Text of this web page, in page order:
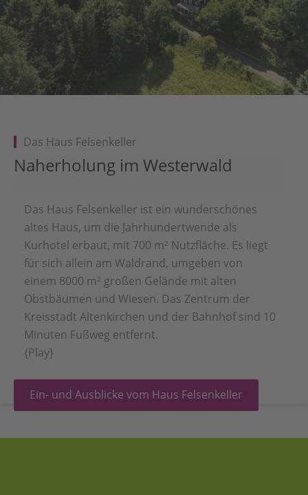
Das Haus Felsenkeller
Naherholung im Westerwald
Das Haus Felsenkeller ist ein wunderschönes
altes Haus, um die Jahrhundertwende als
Kurhotel erbaut, mit 700 m² Nutzfläche. Es liegt
für sich allein am Waldrand, umgeben von
einem 8000 m² großen Gelände mit alten
Obstbäumen und Wiesen. Das Zentrum der
Kreisstadt Altenkirchen und der Bahnhof sind 10
Minuten Fußweg entfernt.
{Play}
Ein- und Ausblicke vom Haus Felsenkeller